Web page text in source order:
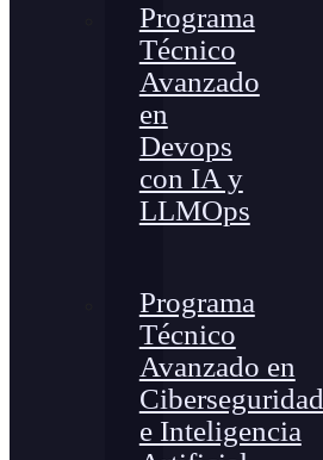
Programa
Técnico
Avanzado
en
Devops
con IA y
LLMOps
Programa
Técnico
Avanzado en
Ciberseguridad
e Inteligencia